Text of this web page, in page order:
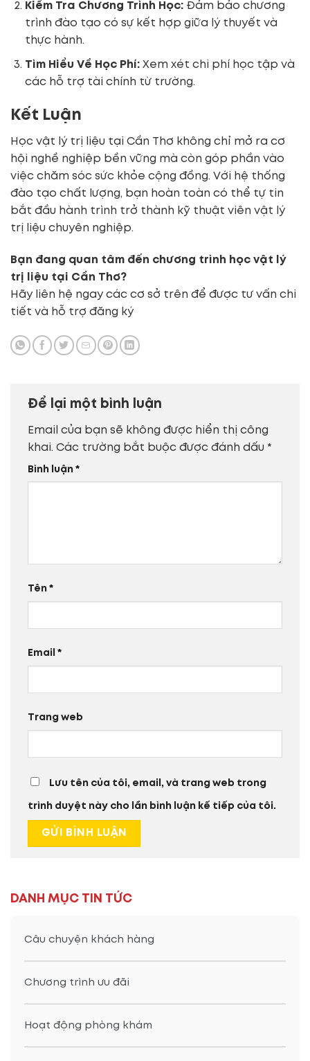
DANH MỤC TIN TỨC
Câu chuyện khách hàng
Chương trình ưu đãi
Hoạt động phòng khám
Kiểm Tra Chương Trình Học:Đảm bảo chương
trình đào tạo có sự kết hợp giữa lý thuyết và
thực hành.
Tìm Hiểu Về Học Phí:Xem xét chi phí học tập và
các hỗ trợ tài chính từ trường.
Kết Luận
Học vật lý trị liệu tại Cần Thơ không chỉ mở ra cơ
hội nghề nghiệp bền vững mà còn góp phần vào
việc chăm sóc sức khỏe cộng đồng. Với hệ thống
đào tạo chất lượng, bạn hoàn toàn có thể tự tin
bắt đầu hành trình trở thành kỹ thuật viên vật lý
trị liệu chuyên nghiệp.
Bạn đang quan tâm đến chương trình học vật lý
trị liệu tại Cần Thơ?
Hãy liên hệ ngay các cơ sở trên để được tư vấn chi
tiết và hỗ trợ đăng ký
Để lại một bình luận
Email của bạn sẽ không được hiển thị công
khai. Các trường bắt buộc được đánh dấu *
Bình luận *
Tên *
Email *
Trang web
Lưu tên của tôi, email, và trang web trong
trình duyệt này cho lần bình luận kế tiếp của tôi.